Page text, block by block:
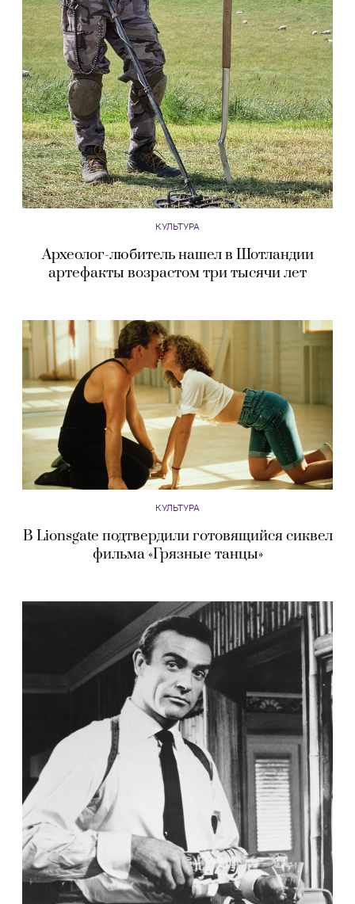
КУЛЬТУРА
Археолог-любитель нашел в Шотландии
артефакты возрастом три тысячи лет
КУЛЬТУРА
В Lionsgate подтвердили готовящийся сиквел
фильма «Грязные танцы»